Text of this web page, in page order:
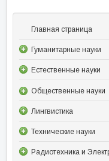
Главная страница
Гуманитарные науки
Естественные науки
Общественные науки
Лингвистика
Технические науки
Радиотехника и